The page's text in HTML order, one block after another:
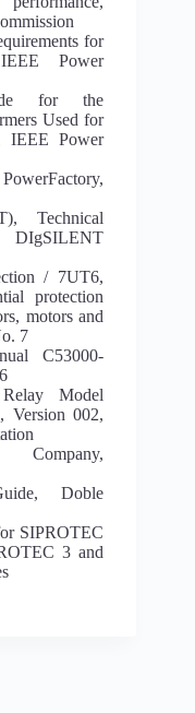
for
IEEE Power
for the
Used for
IEEE Power
Technical
DIgSILENT
/ 7UT6,
protection
motors and
7
C53000-
Model
Version 002,
Doble
SIPROTEC
3 and